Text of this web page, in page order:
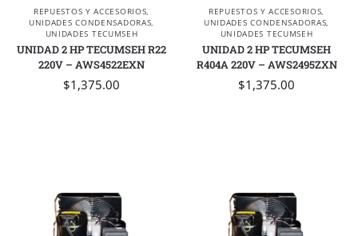
REPUESTOS Y ACCESORIOS,
UNIDADES CONDENSADORAS,
UNIDADES TECUMSEH
UNIDAD 2 HP TECUMSEH R22
220V – AWS4522EXN
$1,375.00
REPUESTOS Y ACCESORIOS,
UNIDADES CONDENSADORAS,
UNIDADES TECUMSEH
UNIDAD 2 HP TECUMSEH
R404A 220V – AWS2495ZXN
$1,375.00